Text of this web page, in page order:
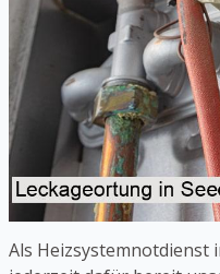
Als Heizsystemnotdienst